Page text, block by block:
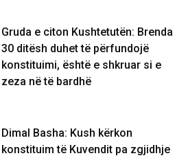
Gruda e citon Kushtetutën: Brenda
30 ditësh duhet të përfundojë
konstituimi, është e shkruar si e
zeza në të bardhë
Dimal Basha: Kush kërkon
konstituim të Kuvendit pa zgjidhje